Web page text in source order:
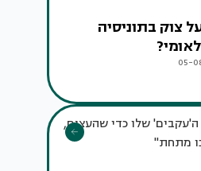
צוק בתוניסיה
05-